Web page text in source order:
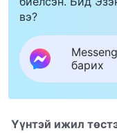
вэ?
барих
Үүнтэй ижил